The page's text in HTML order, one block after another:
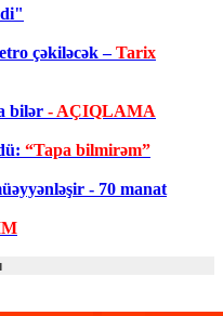
çəkiləcək –Tarix
bilər - AÇIQLAMA
“Tapa bilmirəm”
- 70 manat